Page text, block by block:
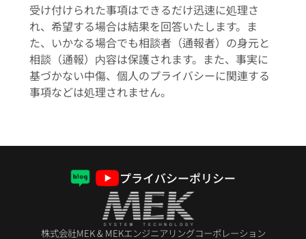
受け付けられた事項はできるだけ迅速に処理さ
れ、希望する場合は結果を回答いたします。ま
た、いかなる場合でも相談者（通報者）の身元と
相談（通報）内容は保護されます。また、事実に
基づかない中傷、個人のプライバシーに関連する
事項などは処理されません。
株式会社MEK & MEKエンジニアリングコーポレーション
プライバシーポリシー